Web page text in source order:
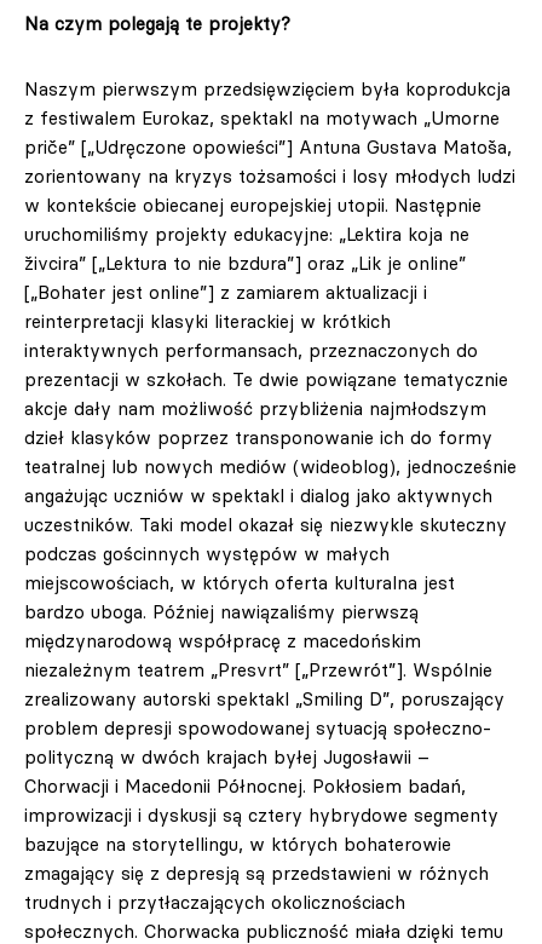
Na czym polegają te projekty?
Naszym pierwszym przedsięwzięciem była koprodukcja
z festiwalem Eurokaz, spektakl na motywach „Umorne
priče” [„Udręczone opowieści”] Antuna Gustava Matoša,
zorientowany na kryzys tożsamości i losy młodych ludzi
w kontekście obiecanej europejskiej utopii. Następnie
uruchomiliśmy projekty edukacyjne: „Lektira koja ne
živcira” [„Lektura to nie bzdura”] oraz „Lik je online”
[„Bohater jest online”] z zamiarem aktualizacji i
reinterpretacji klasyki literackiej w krótkich
interaktywnych performansach, przeznaczonych do
prezentacji w szkołach. Te dwie powiązane tematycznie
akcje dały nam możliwość przybliżenia najmłodszym
dzieł klasyków poprzez transponowanie ich do formy
teatralnej lub nowych mediów (wideoblog), jednocześnie
angażując uczniów w spektakl i dialog jako aktywnych
uczestników. Taki model okazał się niezwykle skuteczny
podczas gościnnych występów w małych
miejscowościach, w których oferta kulturalna jest
bardzo uboga. Później nawiązaliśmy pierwszą
międzynarodową współpracę z macedońskim
niezależnym teatrem „Presvrt” [„Przewrót”]. Wspólnie
zrealizowany autorski spektakl „Smiling D”, poruszający
problem depresji spowodowanej sytuacją społeczno-
polityczną w dwóch krajach byłej Jugosławii –
Chorwacji i Macedonii Północnej. Pokłosiem badań,
improwizacji i dyskusji są cztery hybrydowe segmenty
bazujące na storytellingu, w których bohaterowie
zmagający się z depresją są przedstawieni w różnych
trudnych i przytłaczających okolicznościach
społecznych. Chorwacka publiczność miała dzięki temu